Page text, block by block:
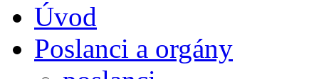
Úvod
Poslanci a orgány